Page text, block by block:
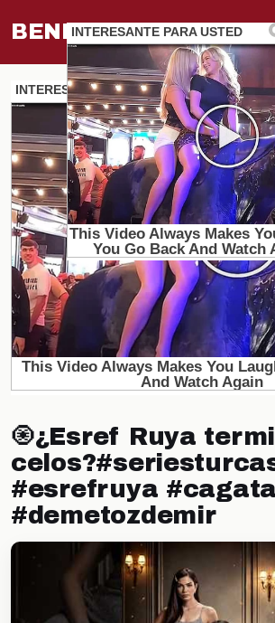
BENEFI.MUNDO
🧿¿Esref Ruya
#esrefruya
#demetozdemir